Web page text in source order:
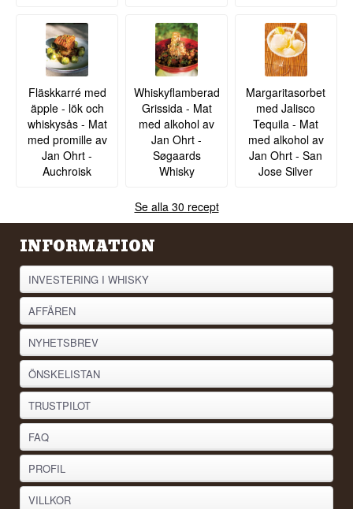
Fläskkarré med
äpple - lök och
whiskysås - Mat
med promille av
Jan Ohrt -
Auchroisk
Whiskyflamberad
Grissida - Mat
med alkohol av
Jan Ohrt -
Søgaards
Whisky
Margaritasorbet
med Jalisco
Tequila - Mat
med alkohol av
Jan Ohrt - San
Jose Silver
Se alla 30 recept
INFORMATION
INVESTERING I WHISKY
AFFÄREN
NYHETSBREV
ÖNSKELISTAN
TRUSTPILOT
FAQ
PROFIL
VILLKOR